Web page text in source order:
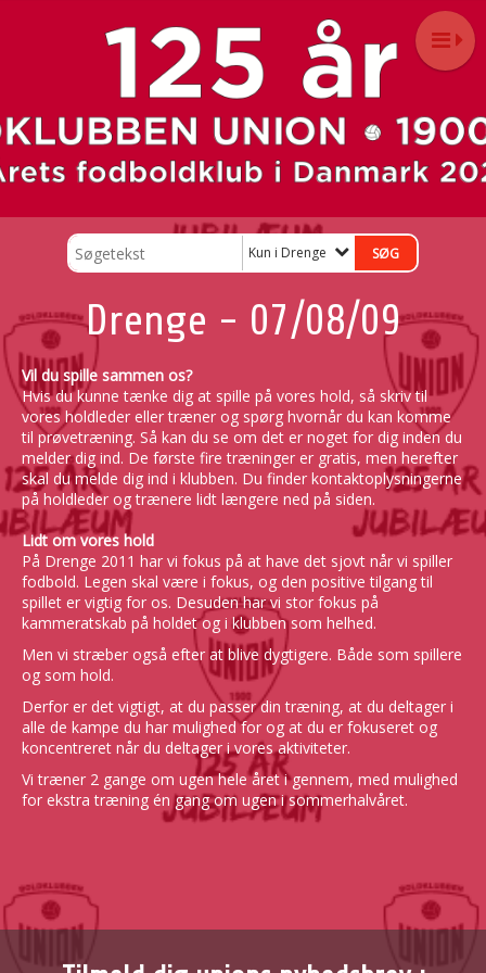
Kun i Drenge
Drenge - 07/08/09
Vil du spille sammen os?
Hvis du kunne tænke dig at spille på vores hold, så skriv til
vores holdleder eller træner og spørg hvornår du kan komme
til prøvetræning. Så kan du se om det er noget for dig inden du
melder dig ind. De første fire træninger er gratis, men herefter
skal du melde dig ind i klubben. Du finder kontaktoplysningerne
på holdleder og trænere lidt længere ned på siden.
Lidt om vores hold
På Drenge 2011 har vi fokus på at have det sjovt når vi spiller
fodbold. Legen skal være i fokus, og den positive tilgang til
spillet er vigtig for os. Desuden har vi stor fokus på
kammeratskab på holdet og i klubben som helhed.
Men vi stræber også efter at blive dygtigere. Både som spillere
og som hold.
Derfor er det vigtigt, at du passer din træning, at du deltager i
alle de kampe du har mulighed for og at du er fokuseret og
koncentreret når du deltager i vores aktiviteter.
Vi træner 2 gange om ugen hele året i gennem, med mulighed
for ekstra træning én gang om ugen i sommerhalvåret.